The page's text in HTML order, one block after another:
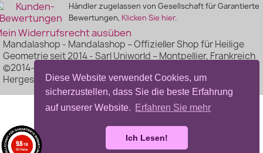
Diese Website verwendet Cookies, um
sicherzustellen, dass Sie die beste Erfahrung
auf unserer Website.
Erfahren Sie mehr
Ich Lesen!
Händler zugelassen von Gesellschaft für Garantierte
Bewertungen, Klicken Sie hier.
Widerrufsrecht ausüben
Mandalashop - Mandalashop – Offizieller Shop für Heilige
Geometrie seit 2014 - Sarl Uniworld – Montpellier, Frankreich
©2014–2026 Mandalashop - Alle Rechte vorbehalten -
Hergestellt von Mediacom87
9.8/10
861 Noten